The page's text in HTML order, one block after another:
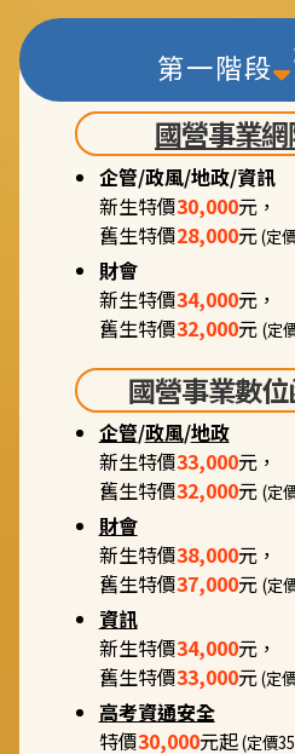
第一階段
國營事業
企管/政風/地政/資訊
新生特價30,000元，
舊生特價28,000元(定
財會
新生特價34,000元，
舊生特價32,000元 (定
國營事業數
企管/政風/地政
新生特價33,000元，
舊生特價32,000元 (定
財會
新生特價38,000元，
舊生特價37,000元 (定
資訊
新生特價34,000元，
舊生特價33,000元(定
高考資通安全
特價30,000元起(定價